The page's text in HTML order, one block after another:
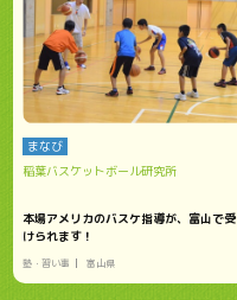
まなび
稲葉バスケットボール研究所
本場アメリカのバスケ指導が、富山で受
けられます！
塾・習い事 富山県